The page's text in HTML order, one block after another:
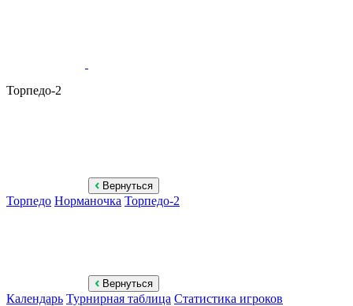
Торпедо-2
Вернуться
Торпедо Норманочка Торпедо-2
Вернуться
Календарь Турнирная таблица Статистика игроков